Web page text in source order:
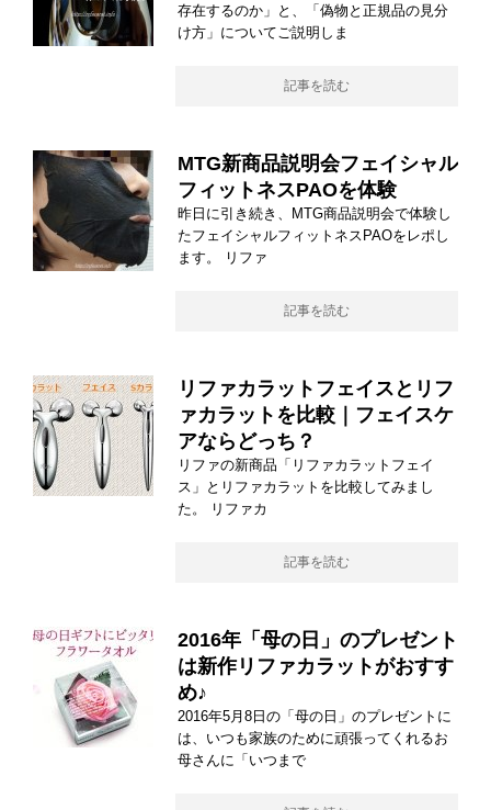
存在するのか」と、「偽物と正規品の見分
け方」についてご説明しま
記事を読む
MTG新商品説明会フェイシャル
フィットネスPAOを体験
昨日に引き続き、MTG商品説明会で体験し
たフェイシャルフィットネスPAOをレポし
ます。 リファ
記事を読む
リファカラットフェイスとリフ
ァカラットを比較｜フェイスケ
アならどっち？
リファの新商品「リファカラットフェイ
ス」とリファカラットを比較してみまし
た。 リファカ
記事を読む
2016年「母の日」のプレゼント
は新作リファカラットがおすす
め♪
2016年5月8日の「母の日」のプレゼントに
は、いつも家族のために頑張ってくれるお
母さんに「いつまで